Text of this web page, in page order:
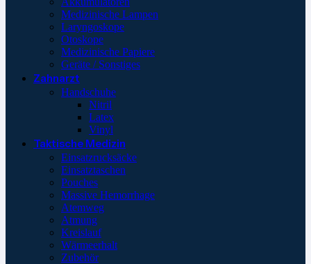
Medizinische Lampen
Laryngoskope
Otoskope
Medizinische Papiere
Geräte / Sonstiges
Zahnarzt
Handschuhe
Nitril
Latex
Vinyl
Taktische Medizin
Einsatzrucksäcke
Einsatztaschen
Pouches
Massive Hemorrhage
Atemweg
Atmung
Kreislauf
Wärmeerhalt
Zubehör